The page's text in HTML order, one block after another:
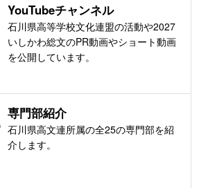
YouTubeチャンネル
石川県高等学校文化連盟の活動や2027
いしかわ総文のPR動画やショート動画
を公開しています。
専門部紹介
石川県高文連所属の全25の専門部を紹
介します。